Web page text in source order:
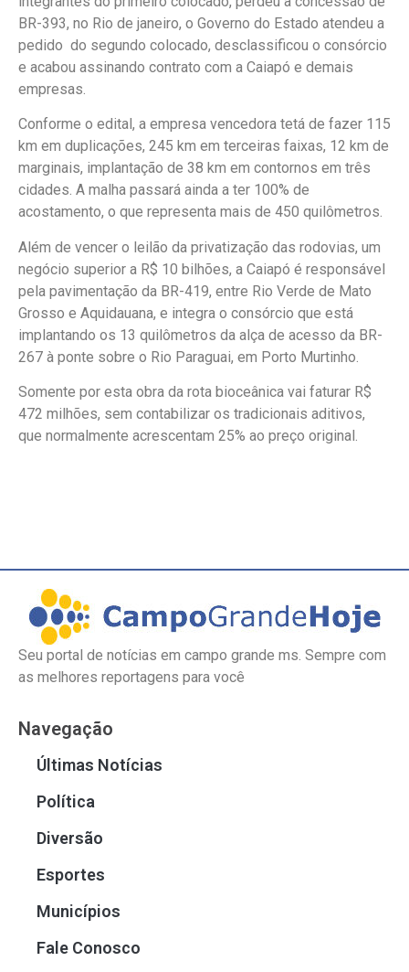
BR-393, no Rio de janeiro, o Governo do Estado atendeu a
pedido do segundo colocado, desclassificou o consórcio
e acabou assinando contrato com a Caiapó e demais
empresas.
Conforme o edital, a empresa vencedora tetá de fazer 115
km em duplicações, 245 km em terceiras faixas, 12 km de
marginais, implantação de 38 km em contornos em três
cidades. A malha passará ainda a ter 100% de
acostamento, o que representa mais de 450 quilômetros.
Além de vencer o leilão da privatização das rodovias, um
negócio superior a R$ 10 bilhões, a Caiapó é responsável
pela pavimentação da BR-419, entre Rio Verde de Mato
Grosso e Aquidauana, e integra o consórcio que está
implantando os 13 quilômetros da alça de acesso da BR-
267 à ponte sobre o Rio Paraguai, em Porto Murtinho.
Somente por esta obra da rota bioceânica vai faturar R$
472 milhões, sem contabilizar os tradicionais aditivos,
que normalmente acrescentam 25% ao preço original.
Seu portal de notícias em campo grande ms. Sempre com
as melhores reportagens para você
Navegação
Últimas Notícias
Política
Diversão
Esportes
Municípios
Fale Conosco